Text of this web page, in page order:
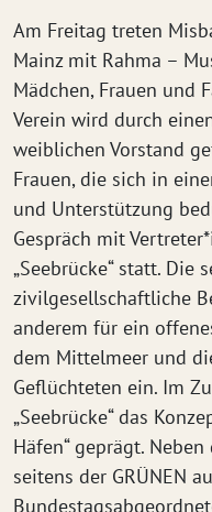
Am Freitag treten
Mainz mit Rahma –
Mädchen, Frauen und
Verein wird durch
weiblichen Vorstand
Frauen, die sich in
und Unterstützung
Gespräch mit
„Seebrücke“ statt. Die
zivilgesellschaftliche
anderem für ein
dem Mittelmeer und
Geflüchteten ein. Im
„Seebrücke“ das
Häfen“ geprägt.
seitens der GRÜNEN